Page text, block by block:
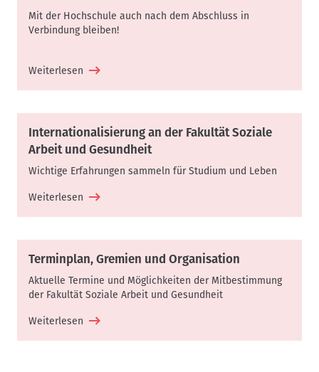
Mit der Hochschule auch nach dem Abschluss in
Verbindung bleiben!
Weiterlesen
Internationalisierung an der Fakultät Soziale
Arbeit und Gesundheit
Wichtige Erfahrungen sammeln für Studium und Leben
Weiterlesen
Terminplan, Gremien und Organisation
Aktuelle Termine und Möglichkeiten der Mitbestimmung
der Fakultät Soziale Arbeit und Gesundheit
Weiterlesen